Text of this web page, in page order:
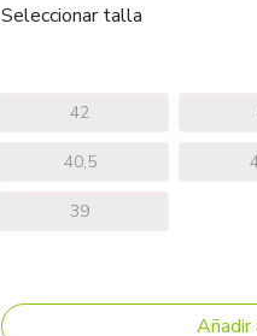
Seleccionar talla
42
40,5
39